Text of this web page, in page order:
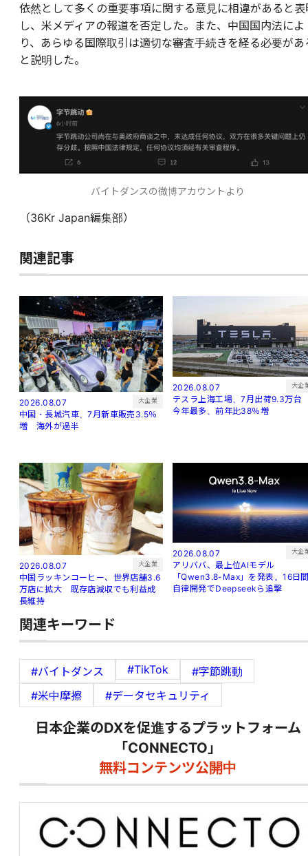
依然として多くの重要事項に関する意見に相違があると表
し、米メディアの報道を否定した。また、中国国内法によ
り、あらゆる国際取引は適切な審査手続きを経る必要があ
と説明した。
バイトダンスの微博アカウントより
（36Kr Japan編集部）
関連記事
2026.08.07 大企業
中国・長城汽車、7月新車販売3.5％
増 海外が過半
2026.08.07 大企
テスラ上海工場、7月出荷9.3万
今年最多、前年比38％増
2026.08.07 大企業
中国ラッキンコーヒー、世界店舗3.6
万店に拡大 既存店減収でも利益成
長維持
2026.08.07 大企
アリババ、最上位AIモデル
「Qwen3.8-Max」を発表。16日
自律開発でDeepseekら追撃
関連キーワード
#バイトダンス #TikTok
#字節跳動
#米中摩擦
#データセキュリティ
日本企業のDXを促進するプラットフォーム
「CONNECTO」
無料コンテンツ公開中